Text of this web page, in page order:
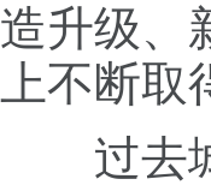
造升级、
上不断取
过去城